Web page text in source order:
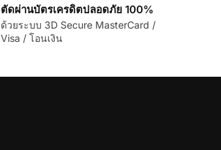
ตัดผ่านบัตรเครดิตปลอดภัย 100%
ด้วยระบบ 3D Secure MasterCard /
Visa / โอนเงิน